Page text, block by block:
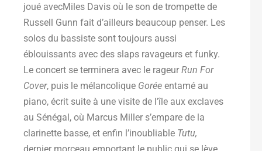
joué avecMiles Davis où le son de trompette de
Russell Gunn fait d’ailleurs beaucoup penser. Les
solos du bassiste sont toujours aussi
éblouissants avec des slaps ravageurs et funky.
Le concert se terminera avec le rageur Run For
Cover, puis le mélancolique Gorée entamé au
piano, écrit suite à une visite de l’île aux exclaves
au Sénégal, où Marcus Miller s’empare de la
clarinette basse, et enfin l’inoubliable Tutu,